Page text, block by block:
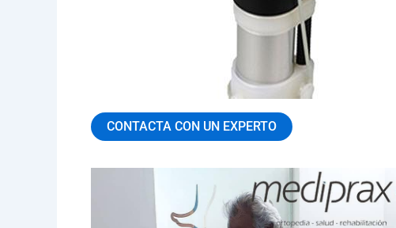
CONTACTA CON UN EXPERTO